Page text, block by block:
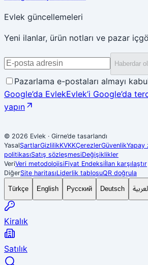
Evlek güncellemeleri
Yeni ilanlar, ürün notları ve pazar
Haberdar ol
Pazarlama e-postaları almayı
Google’da EvlekEvlek’i Google’da
yapın
© 2026 Evlek · Girne’de tasarlandı
YasalŞartlarGizlilikKVKKÇerezlerGüvenlikYapay
politikasıSatış sözleşmesiDeğişiklikler
VeriVeri metodolojisiFiyat Endeksiİlan karşılaştır
DiğerSite haritasıLiderlik tablosuQR doğrula
Türkçe English Русский Deutsch
Kiralık
Satılık